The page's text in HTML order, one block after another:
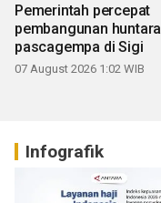
Pemerintah percepat
pembangunan huntara
pascagempa di Sigi
07 August 2026 1:02 WIB
Infografik